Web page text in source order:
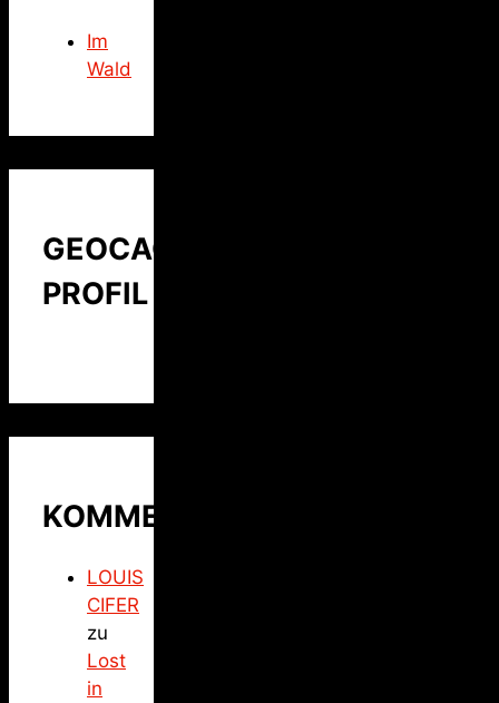
Im
Wald
GEOCACHING
PROFIL
KOMMENTARE
LOUIS
CIFER
zu
Lost
in